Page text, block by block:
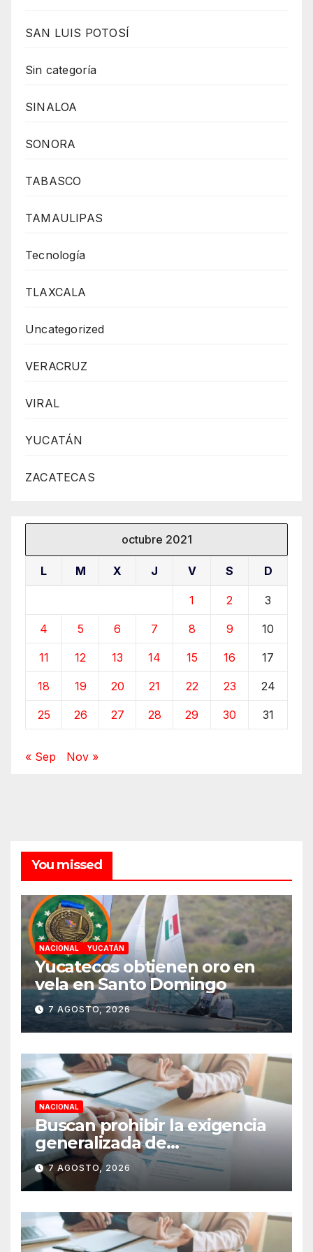
SAN LUIS POTOSÍ
Sin categoría
SINALOA
SONORA
TABASCO
TAMAULIPAS
Tecnología
TLAXCALA
Uncategorized
VERACRUZ
VIRAL
YUCATÁN
ZACATECAS
octubre 2021
L M X J V S D
1 2 3
4 5 6 7 8 9 10
11 12 13 14 15 16 17
18 19 20 21 22 23 24
25 26 27 28 29 30 31
« Sep Nov »
You missed
NACIONAL YUCATÁN
Yucatecos obtienen oro en
vela en Santo Domingo
7 AGOSTO, 2026
NACIONAL
Buscan prohibir la exigencia
generalizada de
antecedentes penales para
obtener empleo en México
7 AGOSTO, 2026